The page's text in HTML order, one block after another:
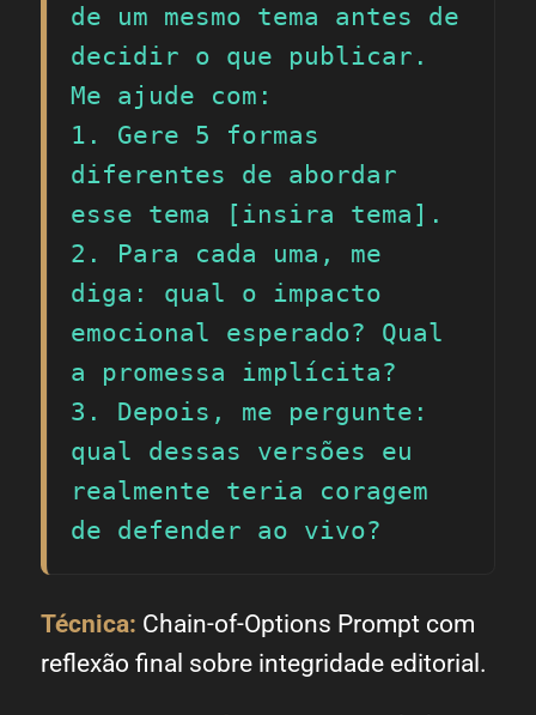
de um mesmo tema antes de
decidir o que publicar.
Me ajude com:
1. Gere 5 formas
diferentes de abordar
esse tema [insira tema].
2. Para cada uma, me
diga: qual o impacto
emocional esperado? Qual
a promessa implícita?
3. Depois, me pergunte:
qual dessas versões eu
realmente teria coragem
de defender ao vivo?
Técnica: Chain-of-Options Prompt com
reflexão final sobre integridade editorial.